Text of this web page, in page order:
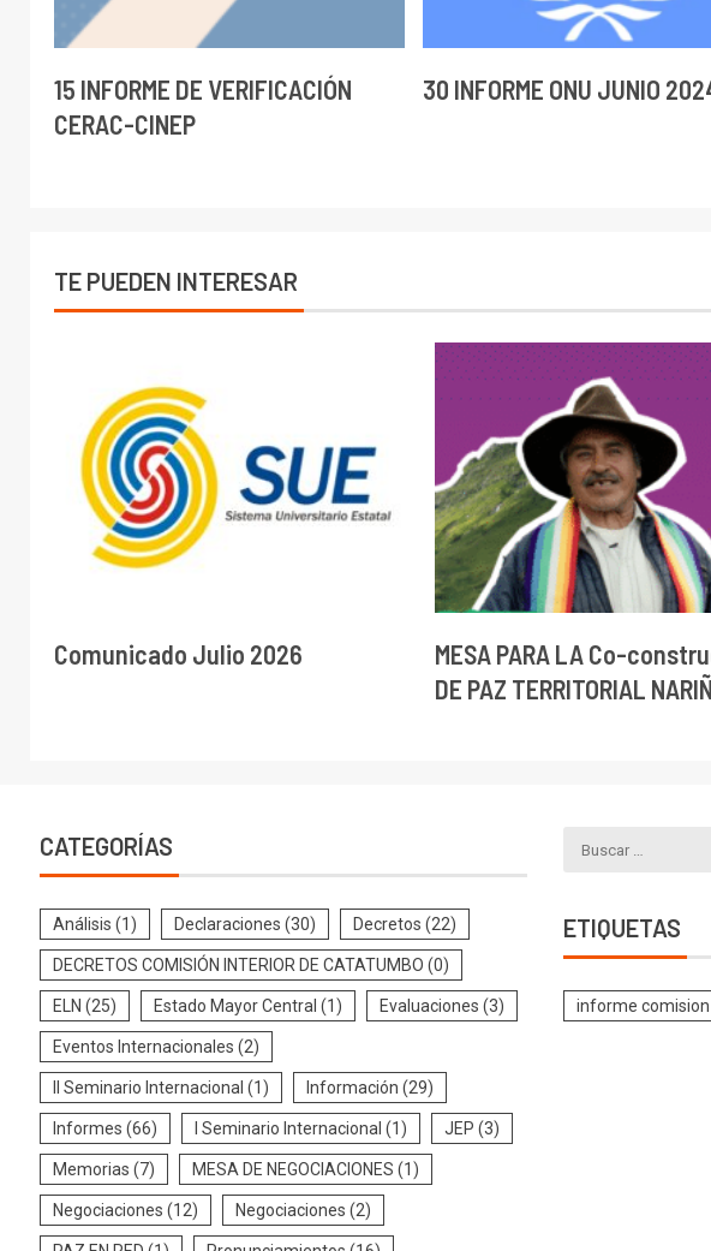
15 INFORME DE VERIFICACIÓN
CERAC-CINEP
30 INFORME ONU JUNIO
TE PUEDEN INTERESAR
Comunicado Julio 2026
MESA PARA LA Co-
DE PAZ TERRITORIAL
CATEGORÍAS
Análisis (1) Declaraciones (30) Decretos (22)
DECRETOS COMISIÓN INTERIOR DE CATATUMBO (0)
ELN (25) Estado Mayor Central (1) Evaluaciones (3)
Eventos Internacionales (2)
II Seminario Internacional (1) Información (29)
Informes (66) I Seminario Internacional (1) JEP (3)
Memorias (7) MESA DE NEGOCIACIONES (1)
Negociaciones (12) Negociaciones (2)
ETIQUETAS
informe comision